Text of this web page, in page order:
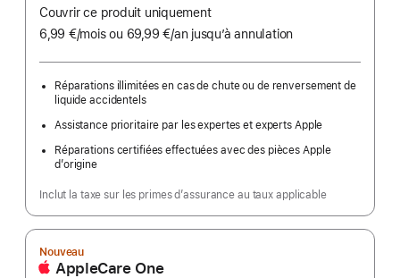
Couvrir ce produit uniquement
6,99 €/moispar
ou 69,99 €/an par
jusqu’à annulation
Réparations illimitées en cas de chute ou de renversement de
liquide accidentels
Assistance prioritaire par les expertes et experts Apple
Réparations certifiées effectuées avec des pièces Apple
d’origine
Inclut la taxe sur les primes d’assurance au taux applicable
Nouveau
AppleCare One